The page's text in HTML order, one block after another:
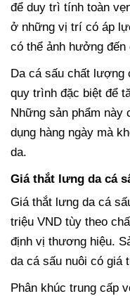
để duy trì tính toàn
ở những vị trí có áp
có thể ảnh hưởng đến
Da cá sấu chất
quy trình đặc biệt để
Những sản phẩm
dụng hàng ngày mà
da.
Giá thắt lưng da cá
Giá thắt lưng da cá
triệu VND tùy theo
định vị thương hiệu.
da cá sấu nuôi có giá
Phân khúc trung cấp